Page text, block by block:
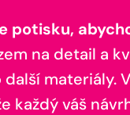
potisku,
na detail a
materiály.
každý váš